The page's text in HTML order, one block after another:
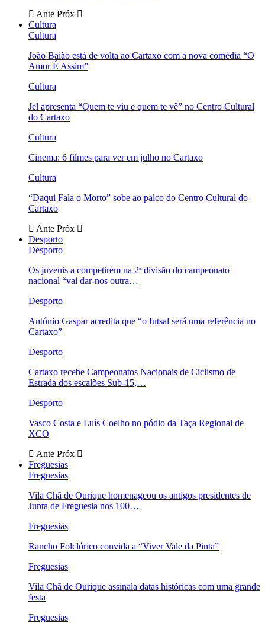
Ante Próx
Cultura
Cultura
João Baião está de volta ao Cartaxo com a nova comédia “O
Amor É Assim”
Cultura
Jel apresenta “Quem te viu e quem te vê” no Centro Cultural
do Cartaxo
Cultura
Cinema: 6 filmes para ver em julho no Cartaxo
Cultura
“Daqui Fala o Morto” sobe ao palco do Centro Cultural do
Cartaxo
Ante Próx
Desporto
Desporto
Os juvenis a competirem na 2ª divisão do campeonato
nacional “vai dar-nos outra…
Desporto
António Gaspar acredita que “o futsal será uma referência no
Cartaxo”
Desporto
Cartaxo recebe Campeonatos Nacionais de Ciclismo de
Estrada dos escalões Sub-15,…
Desporto
Vasco Costa e Luís Coelho no pódio da Taça Regional de
XCO
Ante Próx
Freguesias
Freguesias
Vila Chã de Ourique homenageou os antigos presidentes de
Junta de Freguesia nos 100…
Freguesias
Rancho Folclórico convida a “Viver Vale da Pinta”
Freguesias
Vila Chã de Ourique assinala datas históricas com uma grande
festa
Freguesias